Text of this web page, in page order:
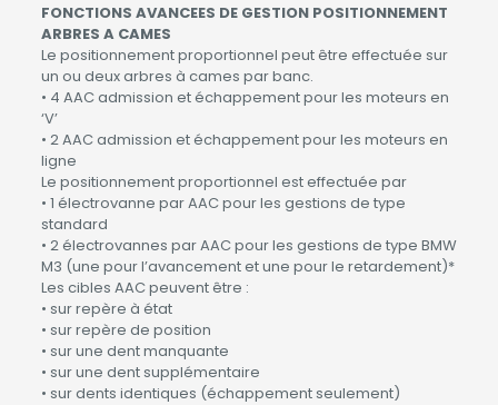
FONCTIONS AVANCEES DE GESTION POSITIONNEMENT
ARBRES A CAMES
Le positionnement proportionnel peut être effectuée sur
un ou deux arbres à cames par banc.
• 4 AAC admission et échappement pour les moteurs en
‘V’
• 2 AAC admission et échappement pour les moteurs en
ligne
Le positionnement proportionnel est effectuée par
• 1 électrovanne par AAC pour les gestions de type
standard
• 2 électrovannes par AAC pour les gestions de type BMW
M3 (une pour l’avancement et une pour le retardement)*
Les cibles AAC peuvent être :
• sur repère à état
• sur repère de position
• sur une dent manquante
• sur une dent supplémentaire
• sur dents identiques (échappement seulement)